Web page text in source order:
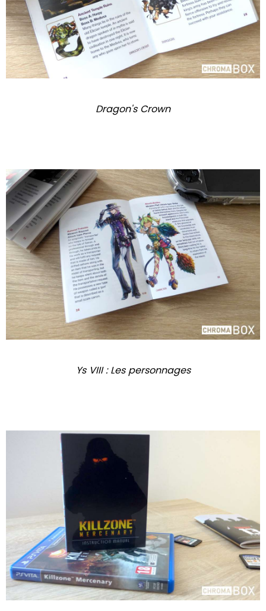
Dragon's Crown
Ys VIII : Les personnages